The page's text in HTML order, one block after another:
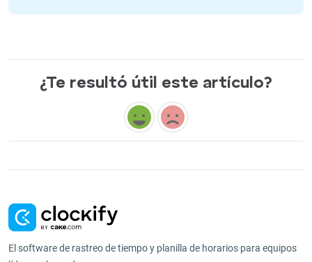
¿Te resultó útil este artículo?
El software de rastreo de tiempo y planilla de horarios para equipos